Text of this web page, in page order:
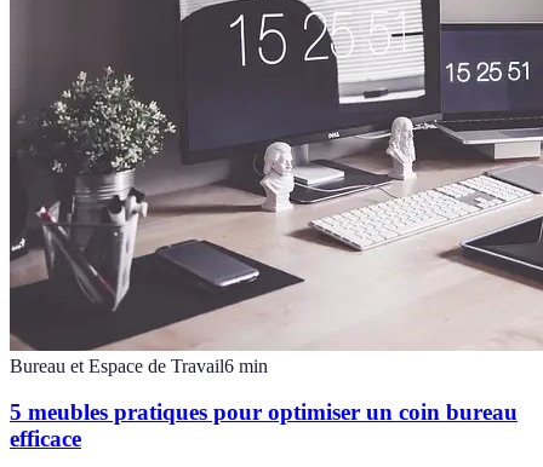
Bureau et Espace de Travail6 min
5 meubles pratiques pour optimiser un coin bureau
efficace